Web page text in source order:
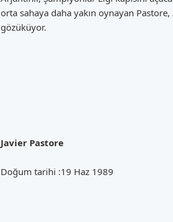
orta sahaya daha yakın oynayan
gözüküyor.
Javier Pastore
Doğum tarihi :19 Haz 1989